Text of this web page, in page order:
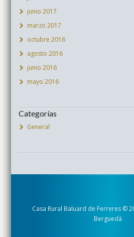
junio 2017
marzo 2017
octubre 2016
agosto 2016
junio 2016
mayo 2016
Categorías
General
Casa Rural Baluard de Ferreres ©
Berguedà